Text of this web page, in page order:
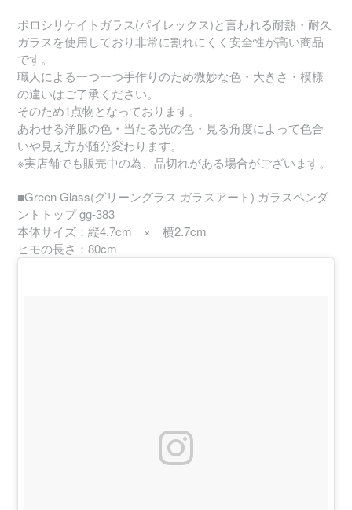
ボロシリケイトガラス(パイレックス)と言われる耐熱・耐久
ガラスを使用しており非常に割れにくく安全性が高い商品
です。
職人による一つ一つ手作りのため微妙な色・大きさ・模様
の違いはご了承ください。
そのため1点物となっております。
あわせる洋服の色・当たる光の色・見る角度によって色合
いや見え方が随分変わります。
※実店舗でも販売中の為、品切れがある場合がございます。
■Green Glass(グリーングラス ガラスアート) ガラスペンダ
ントトップ gg-383
本体サイズ：縦4.7cm × 横2.7cm
ヒモの長さ：80cm